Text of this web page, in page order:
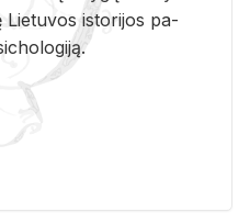
Lie­tu­vos is­to­ri­jos pa­